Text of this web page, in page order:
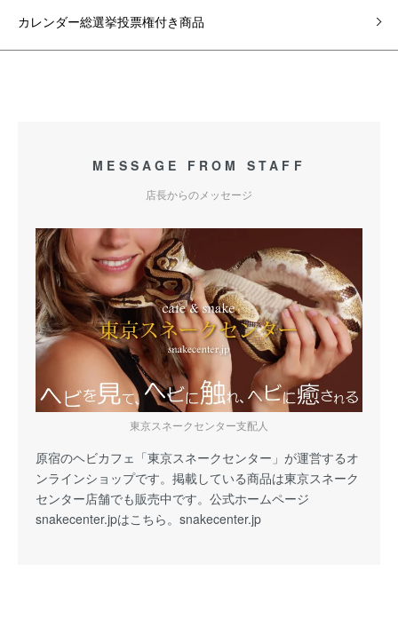
カレンダー総選挙投票権付き商品
MESSAGE FROM STAFF
店長からのメッセージ
東京スネークセンター支配人
原宿のヘビカフェ「東京スネークセンター」が運営するオ
ンラインショップです。掲載している商品は東京スネーク
センター店舗でも販売中です。公式ホームページ
snakecenter.jpはこちら。 snakecenter.jp